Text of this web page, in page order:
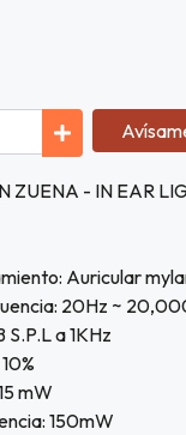
ZUENA - IN EAR
Auricular
20Hz ~
S.P.L a 1KHz
mW
150mW